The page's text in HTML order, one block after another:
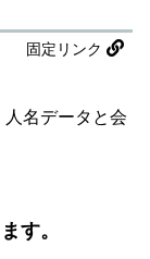
固定リンク
名データと会
す。